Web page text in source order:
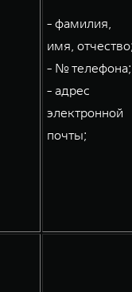
- фамилия,
имя,
- № телефона;
- адрес
электронной
почты;